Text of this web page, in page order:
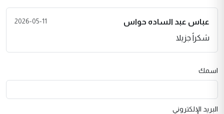
عباس عبد الساده حواس 2026-05-11
شكراً جزيلا
اسمك
البريد الإلكتروني